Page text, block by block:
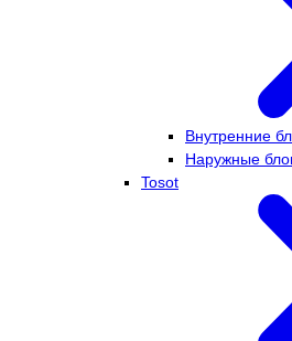
Внутренние
Наружные
Tosot